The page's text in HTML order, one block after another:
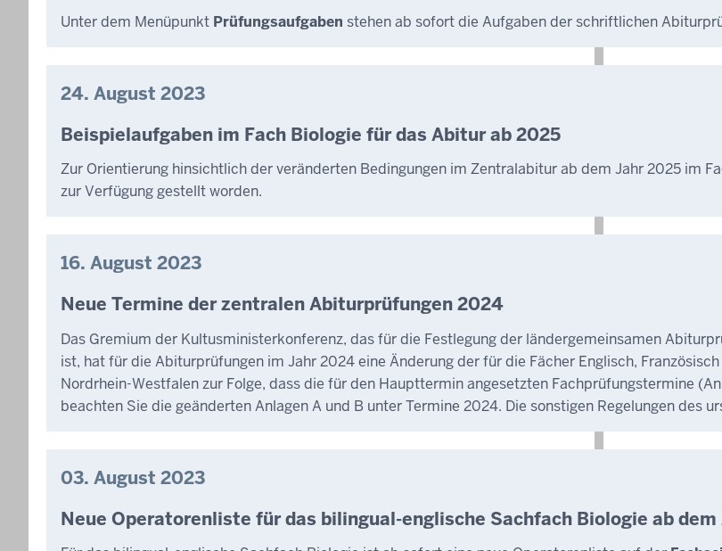
Unter dem Menüpunkt Prüfungsaufgaben stehen ab sofort die Aufgaben der schriftlichen
24. August 2023
Beispielaufgaben im Fach Biologie für das Abitur ab 2025
Zur Orientierung hinsichtlich der veränderten Bedingungen im Zentralabitur ab dem Jahr 2025 im
zur Verfügung gestellt worden.
16. August 2023
Neue Termine der zentralen Abiturprüfungen 2024
Das Gremium der Kultusministerkonferenz, das für die Festlegung der ländergemeinsamen
ist, hat für die Abiturprüfungen im Jahr 2024 eine Änderung der für die Fächer Englisch,
Nordrhein-Westfalen zur Folge, dass die für den Haupttermin angesetzten Fachprüfungstermine
beachten Sie die geänderten Anlagen A und B unter Termine 2024. Die sonstigen Regelungen des
03. August 2023
Neue Operatorenliste für das bilingual-englische Sachfach Biologie ab